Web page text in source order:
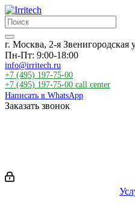
г. Москва, 2-я Звенигородская
Пн-Пт: 9:00-18:00
info@irritech.ru
+7 (495) 197-75-00
+7 (495) 197-75-00 call center
Написать в WhatsApp
Заказать звонок